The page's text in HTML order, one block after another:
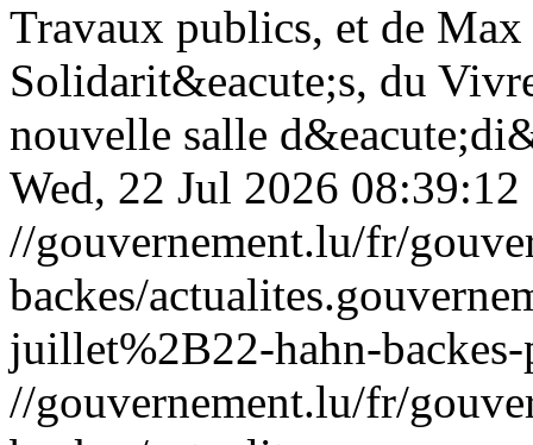
Travaux publics, et de
Solidarit&eacute;s, du
nouvelle salle
Wed, 22 Jul 2026
//gouvernement.lu/fr/
backes/
juillet%2B22-hahn-
//gouvernement.lu/fr/